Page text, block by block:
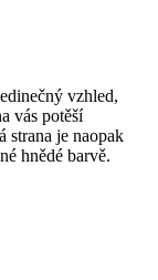
vzhled,
vás potěší
strana je naopak
hnědé barvě.